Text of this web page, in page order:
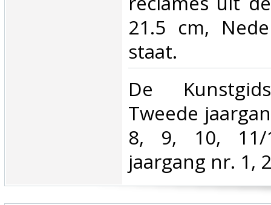
21.5 cm,
staat.‎
‎De
Tweede
8, 9, 10, 11/
jaargang nr. 1,